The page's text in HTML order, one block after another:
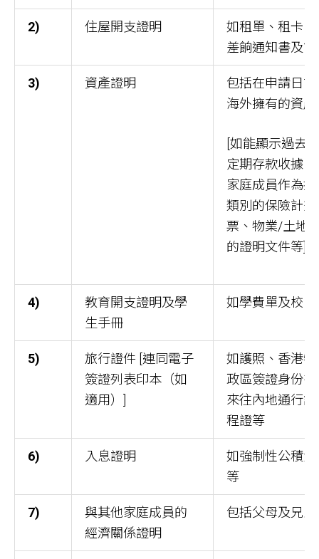
2) 住屋開支證明
如租單、租卡
差餉通知書及
3) 資產證明
包括在申請日
海外擁有的資產
[如能顯示過去
定期存款收據
家庭成員作為
類別的保險計
票、物業/土地
的證明文件等]
4)
教育開支證明及學
生手冊
如學費單及校
5)
旅行證件 [連同電子
簽證列表印本（如
適用）]
如護照、香港
政區簽證身份
來往內地通行
程證等
6) 入息證明
如強制性公積
等
7)
與其他家庭成員的
經濟關係證明
包括父母及兄